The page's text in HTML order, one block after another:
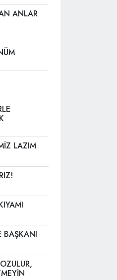
ANLAR
LAZIM
BAŞKANI